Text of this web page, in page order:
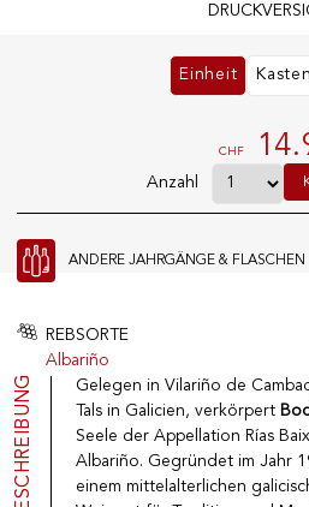
Genève
Route de
Satigny
VINOTHEK.CH ENTDECKEN
Weine
Sekt
Fruchtige Getränke
Porto
Spirituosen
CGV
Einheit
CHF
Anzahl
ANDERE JAHRGÄNGE & FLASCHEN
REBSORTE
Albariño
BESCHREIBUNG
Gelegen in Vilariño de
Tals in Galicien, verkörpert
Seele der Appellation Rías
Albariño. Gegründet im Jahr
einem mittelalterlichen